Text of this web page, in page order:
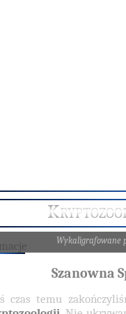
Wykaligrafowane
Szanowna
czas temu